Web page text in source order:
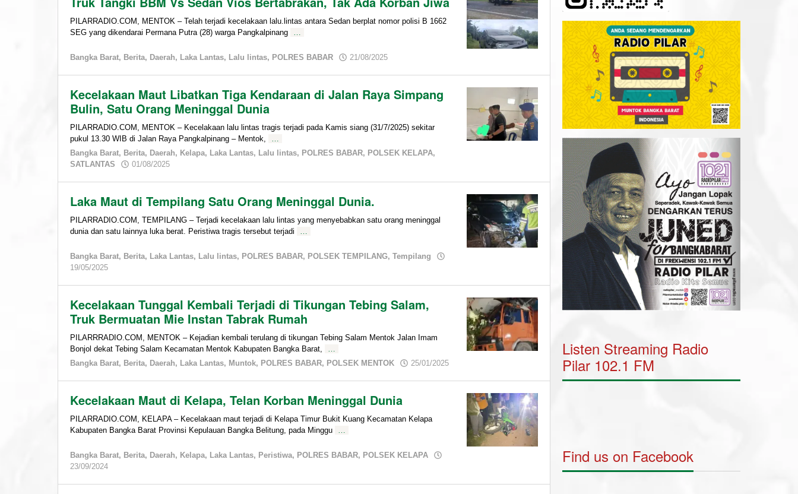
PILARRADIO.COM, MENTOK – Telah terjadi kecelakaan lalu.lintas antara Sedan berplat nomor polisi B 1662
SEG yang dikendarai Permana Putra (28) warga Pangkalpinang
…
Bangka Barat, Berita, Daerah, Laka Lantas, Lalu lintas, POLRES BABAR 21/08/2025
Kecelakaan Maut Libatkan Tiga Kendaraan di Jalan Raya Simpang
Bulin, Satu Orang Meninggal Dunia
PILARRADIO.COM, MENTOK – Kecelakaan lalu lintas tragis terjadi pada Kamis siang (31/7/2025) sekitar
pukul 13.30 WIB di Jalan Raya Pangkalpinang – Mentok,
…
Bangka Barat, Berita, Daerah, Kelapa, Laka Lantas, Lalu lintas, POLRES BABAR, POLSEK KELAPA,
SATLANTAS
01/08/2025
Laka Maut di Tempilang Satu Orang Meninggal Dunia.
PILARRADIO.COM, TEMPILANG – Terjadi kecelakaan lalu lintas yang menyebabkan satu orang meninggal
dunia dan satu lainnya luka berat. Peristiwa tragis tersebut terjadi
…
Bangka Barat, Berita, Laka Lantas, Lalu lintas, POLRES BABAR, POLSEK TEMPILANG, Tempilang
19/05/2025
Kecelakaan Tunggal Kembali Terjadi di Tikungan Tebing Salam,
Truk Bermuatan Mie Instan Tabrak Rumah
PILARRRADIO.COM, MENTOK – Kejadian kembali terulang di tikungan Tebing Salam Mentok Jalan Imam
Bonjol dekat Tebing Salam Kecamatan Mentok Kabupaten Bangka Barat,
…
Bangka Barat, Berita, Daerah, Laka Lantas, Muntok, POLRES BABAR, POLSEK MENTOK 25/01/2025
Kecelakaan Maut di Kelapa, Telan Korban Meninggal Dunia
PILARRADIO.COM, KELAPA – Kecelakaan maut terjadi di Kelapa Timur Bukit Kuang Kecamatan Kelapa
Kabupaten Bangka Barat Provinsi Kepulauan Bangka Belitung, pada Minggu
…
Bangka Barat, Berita, Daerah, Kelapa, Laka Lantas, Peristiwa, POLRES BABAR, POLSEK KELAPA
23/09/2024
Listen Streaming Radio
Pilar 102.1 FM
Find us on Facebook